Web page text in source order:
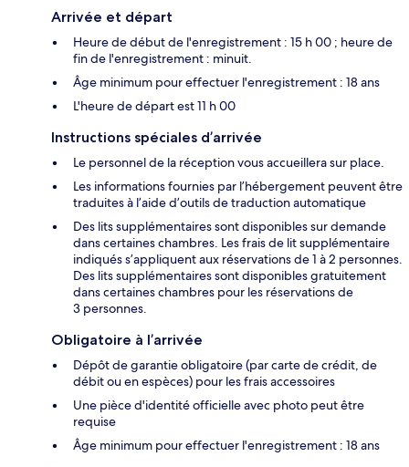
Arrivée et départ
Heure de début de l'enregistrement : 15 h 00 ; heure de
fin de l'enregistrement : minuit.
Âge minimum pour effectuer l'enregistrement : 18 ans
L'heure de départ est 11 h 00
Instructions spéciales d’arrivée
Le personnel de la réception vous accueillera sur place.
Les informations fournies par l’hébergement peuvent être
traduites à l’aide d’outils de traduction automatique
Des lits supplémentaires sont disponibles sur demande
dans certaines chambres. Les frais de lit supplémentaire
indiqués s’appliquent aux réservations de 1 à 2 personnes.
Des lits supplémentaires sont disponibles gratuitement
dans certaines chambres pour les réservations de
3 personnes.
Obligatoire à l’arrivée
Dépôt de garantie obligatoire (par carte de crédit, de
débit ou en espèces) pour les frais accessoires
Une pièce d'identité officielle avec photo peut être
requise
Âge minimum pour effectuer l'enregistrement : 18 ans